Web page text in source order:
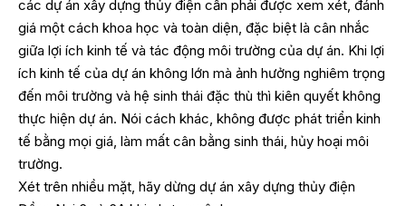
các dự án xây dựng thủy điện cần phải được xem xét, đánh
giá một cách khoa học và toàn diện, đặc biệt là cân nhắc
giữa lợi ích kinh tế và tác động môi trường của dự án. Khi lợi
ích kinh tế của dự án không lớn mà ảnh hưởng nghiêm trọng
đến môi trường và hệ sinh thái đặc thù thì kiên quyết không
thực hiện dự án. Nói cách khác, không được phát triển kinh
tế bằng mọi giá, làm mất cân bằng sinh thái, hủy hoại môi
trường.
Xét trên nhiều mặt, hãy dừng dự án xây dựng thủy điện